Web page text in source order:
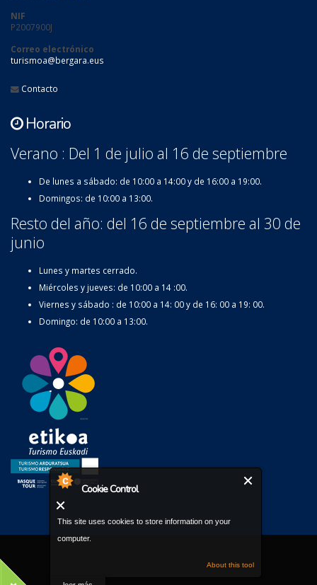
Cookie Control
This site uses cookies to store information on your
computer.
About this tool
NIF
P2007900J
Correo electrónico
turismoa@bergara.eus
Contacto
Horario
Verano : Del 1 de julio al 16 de septiembre
De lunes a sábado: de 10:00 a 14:00 y de 16:00 a 19:00.
Domingos: de 10:00 a 13:00.
Resto del año: del 16 de septiembre al 30 de
junio
Lunes y martes cerrado.
Miércoles y jueves: de 10:00 a 14 :00.
Viernes y sábado : de 10:00 a 14: 00 y de 16: 00 a 19: 00.
Domingo: de 10:00 a 13:00.